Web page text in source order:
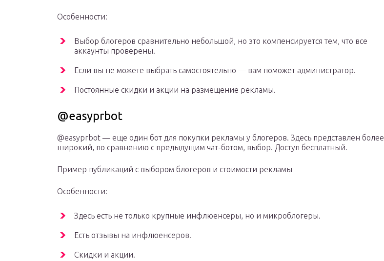
Особенности:
Выбор блогеров сравнительно небольшой, но это компенсируется тем, что все
аккаунты проверены.
Если вы не можете выбрать самостоятельно — вам поможет администратор.
Постоянные скидки и акции на размещение рекламы.
@easyprbot
@easyprbot — еще один бот для покупки рекламы у блогеров. Здесь представлен более
широкий, по сравнению с предыдущим чат-ботом, выбор. Доступ бесплатный.
Пример публикаций с выбором блогеров и стоимости рекламы
Особенности:
Здесь есть не только крупные инфлюенсеры, но и микроблогеры.
Есть отзывы на инфлюенсеров.
Скидки и акции.